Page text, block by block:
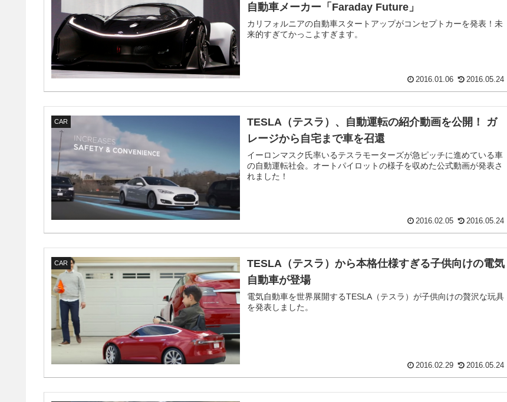
自動車メーカー「Faraday Future」
カリフォルニアの自動車スタートアップがコンセプトカーを発表！未
来的すぎてかっこよすぎます。
2016.01.06 2016.05.24
CAR
TESLA（テスラ）、自動運転の紹介動画を公開！ ガ
レージから自宅まで車を召還
イーロンマスク氏率いるテスラモーターズが急ピッチに進めている車
の自動運転社会。オートパイロットの様子を収めた公式動画が発表さ
れました！
2016.02.05 2016.05.24
CAR
TESLA（テスラ）から本格仕様すぎる子供向けの電気
自動車が登場
電気自動車を世界展開するTESLA（テスラ）が子供向けの贅沢な玩具
を発表しました。
2016.02.29 2016.05.24